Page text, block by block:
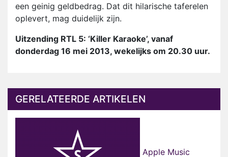
een geinig geldbedrag. Dat dit hilarische taferelen
oplevert, mag duidelijk zijn.
Uitzending RTL 5: ‘Killer Karaoke’, vanaf
donderdag 16 mei 2013, wekelijks om 20.30 uur.
GERELATEERDE ARTIKELEN
Apple Music